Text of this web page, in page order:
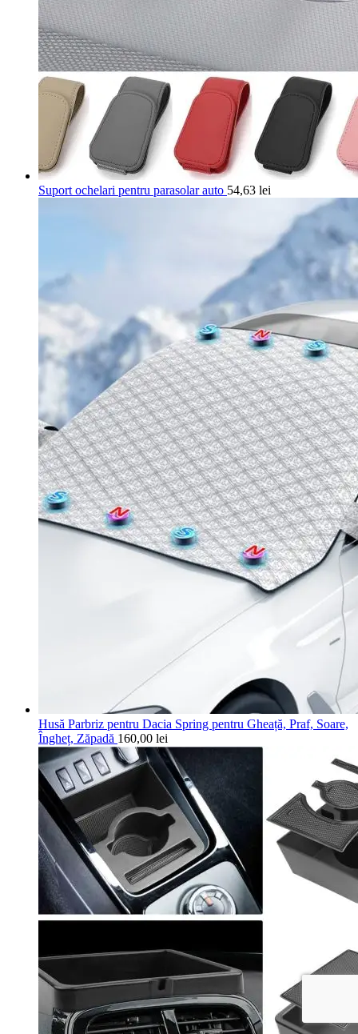
Suport ochelari pentru parasolar auto 54,63 lei
Husă Parbriz pentru Dacia Spring pentru Gheață, Praf, Soare,
Îngheț, Zăpadă 160,00 lei